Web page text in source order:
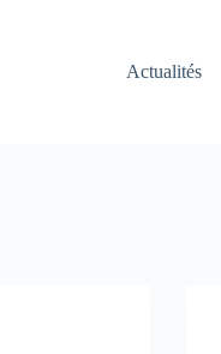
Actualités